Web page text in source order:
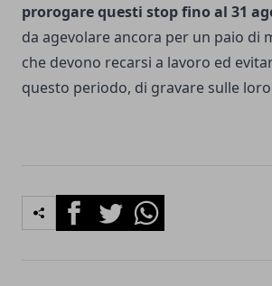
prorogare questi stop fino al 31
da agevolare ancora per un paio di
che devono recarsi a lavoro ed
questo periodo, di gravare sulle
FacebookTwitterWhatsapp